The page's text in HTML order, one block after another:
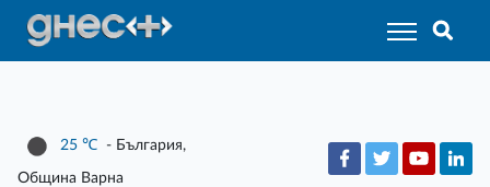
25 ℃ - България,
Община Варна